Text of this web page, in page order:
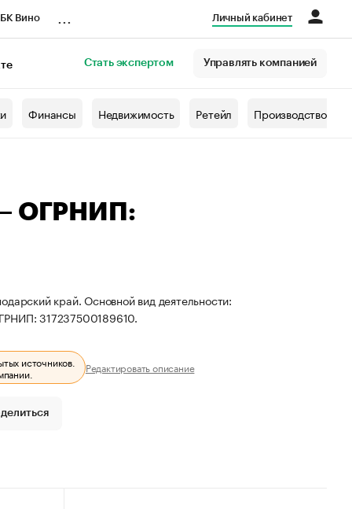
Вино Личный кабинет
Стать экспертом Управлять компанией
Финансы Недвижимость Ретейл Производство
— ОГРНИП:
край. Основной вид деятельности:
317237500189610.
источников.
Редактировать описание